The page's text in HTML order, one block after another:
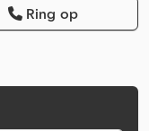
Ring op